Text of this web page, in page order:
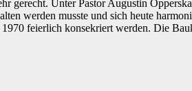
gerecht. Unter Pastor Augustin
werden musste und sich heute
feierlich konsekriert werden. Die